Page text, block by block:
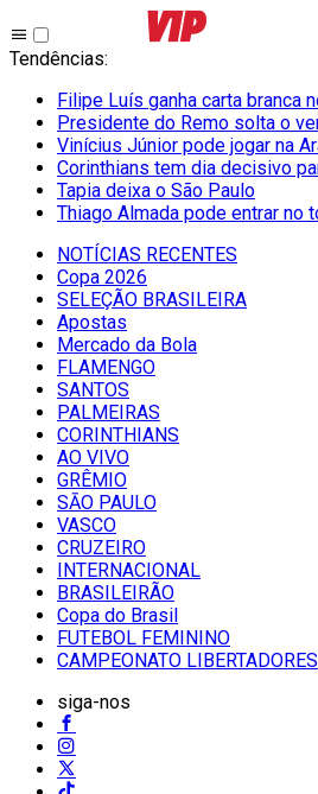
Tendências:
Filipe Luís ganha carta branca
Presidente do Remo solta o
Vinícius Júnior pode jogar na
Corinthians tem dia decisivo
Tapia deixa o São Paulo
Thiago Almada pode entrar no
NOTÍCIAS RECENTES
Copa 2026
SELEÇÃO BRASILEIRA
Apostas
Mercado da Bola
FLAMENGO
SANTOS
PALMEIRAS
CORINTHIANS
AO VIVO
GRÊMIO
SĀO PAULO
VASCO
CRUZEIRO
INTERNACIONAL
BRASILEIRÃO
Copa do Brasil
FUTEBOL FEMININO
CAMPEONATO LIBERTADORES
siga-nos